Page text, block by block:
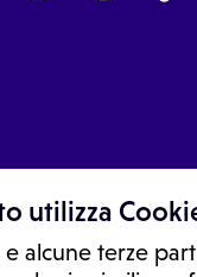
utilizza
alcune terze